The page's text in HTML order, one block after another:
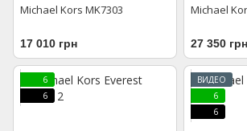
Michael Kors MK7303
17 010 грн
Michael
27 350 грн
6
6
ВИДЕО
6
6